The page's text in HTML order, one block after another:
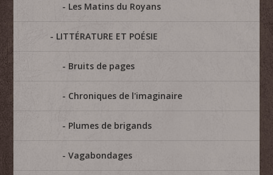
Les Matins du Royans
LITTÉRATURE ET POÉSIE
Bruits de pages
Chroniques de l'imaginaire
Plumes de brigands
Vagabondages